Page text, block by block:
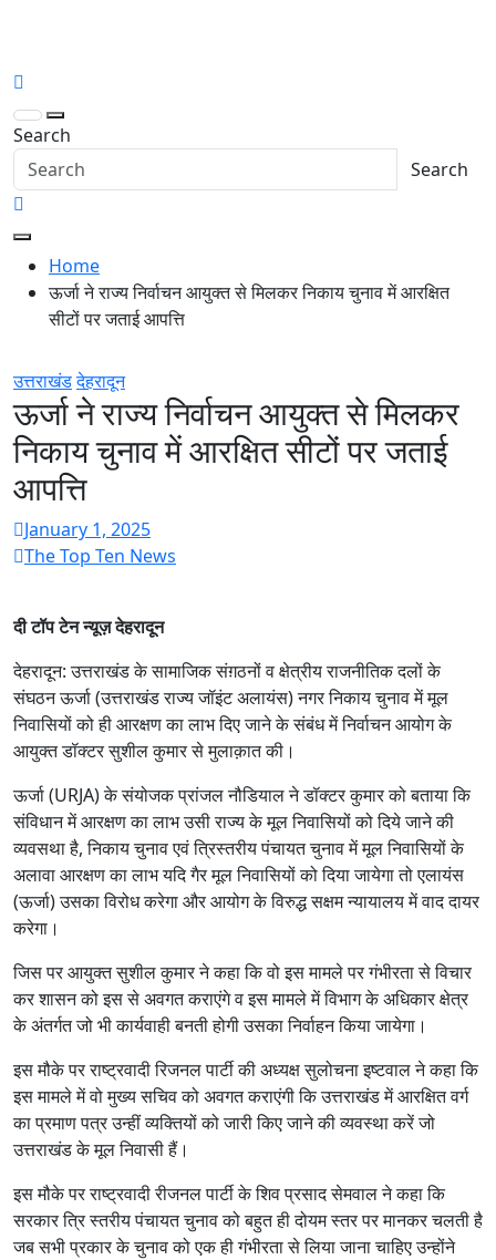
Search
Search
Home
ऊर्जा ने राज्य निर्वाचन आयुक्त से मिलकर निकाय चुनाव में आरक्षित
सीटों पर जताई आपत्ति
उत्तराखंडदेहरादून
ऊर्जा ने राज्य निर्वाचन आयुक्त से मिलकर
निकाय चुनाव में आरक्षित सीटों पर जताई
आपत्ति
January 1, 2025
The Top Ten News
दी टॉप टेन न्यूज़ देहरादून
देहरादून: उत्तराखंड के सामाजिक संग़ठनों व क्षेत्रीय राजनीतिक दलों के
संघठन ऊर्जा (उत्तराखंड राज्य जॉइंट अलायंस) नगर निकाय चुनाव में मूल
निवासियों को ही आरक्षण का लाभ दिए जाने के संबंध में निर्वाचन आयोग के
आयुक्त डॉक्टर सुशील कुमार से मुलाक़ात की।
ऊर्जा (URJA) के संयोजक प्रांजल नौडियाल ने डॉक्टर कुमार को बताया कि
संविधान में आरक्षण का लाभ उसी राज्य के मूल निवासियों को दिये जाने की
व्यवसथा है, निकाय चुनाव एवं त्रिस्तरीय पंचायत चुनाव में मूल निवासियों के
अलावा आरक्षण का लाभ यदि गैर मूल निवासियों को दिया जायेगा तो एलायंस
(ऊर्जा) उसका विरोध करेगा और आयोग के विरुद्ध सक्षम न्यायालय में वाद दायर
करेगा।
जिस पर आयुक्त सुशील कुमार ने कहा कि वो इस मामले पर गंभीरता से विचार
कर शासन को इस से अवगत कराएंगे व इस मामले में विभाग के अधिकार क्षेत्र
के अंतर्गत जो भी कार्यवाही बनती होगी उसका निर्वाहन किया जायेगा।
इस मौके पर राष्ट्रवादी रिजनल पार्टी की अध्यक्ष सुलोचना इष्टवाल ने कहा कि
इस मामले में वो मुख्य सचिव को अवगत कराएंगी कि उत्तराखंड में आरक्षित वर्ग
का प्रमाण पत्र उन्हीं व्यक्तियों को जारी किए जाने की व्यवस्था करें जो
उत्तराखंड के मूल निवासी हैं।
इस मौके पर राष्ट्रवादी रीजनल पार्टी के शिव प्रसाद सेमवाल ने कहा कि
सरकार त्रि स्तरीय पंचायत चुनाव को बहुत ही दोयम स्तर पर मानकर चलती है
जब सभी प्रकार के चुनाव को एक ही गंभीरता से लिया जाना चाहिए उन्होंने